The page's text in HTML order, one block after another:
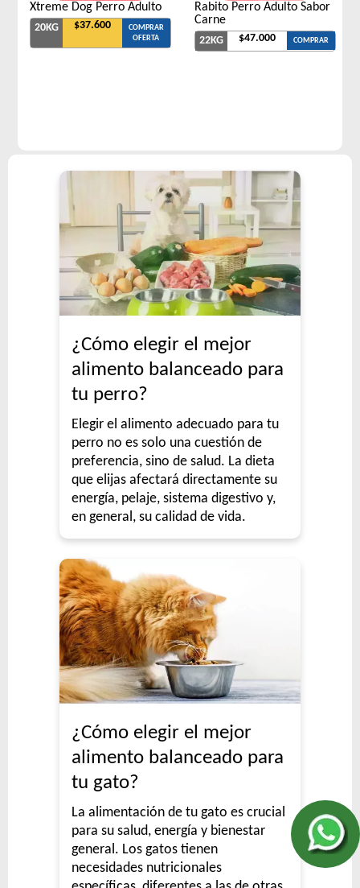
Xtreme Dog Perro Adulto
20KG $37.600
COMPRAR
OFERTA
Rabito Perro Adulto Sabor
Carne
22KG $47.000 COMPRAR
¿Cómo elegir el mejor
alimento balanceado para
tu perro?
Elegir el alimento adecuado para tu
perro no es solo una cuestión de
preferencia, sino de salud. La dieta
que elijas afectará directamente su
energía, pelaje, sistema digestivo y,
en general, su calidad de vida.
¿Cómo elegir el mejor
alimento balanceado para
tu gato?
La alimentación de tu gato es crucial
para su salud, energía y bienestar
general. Los gatos tienen
necesidades nutricionales